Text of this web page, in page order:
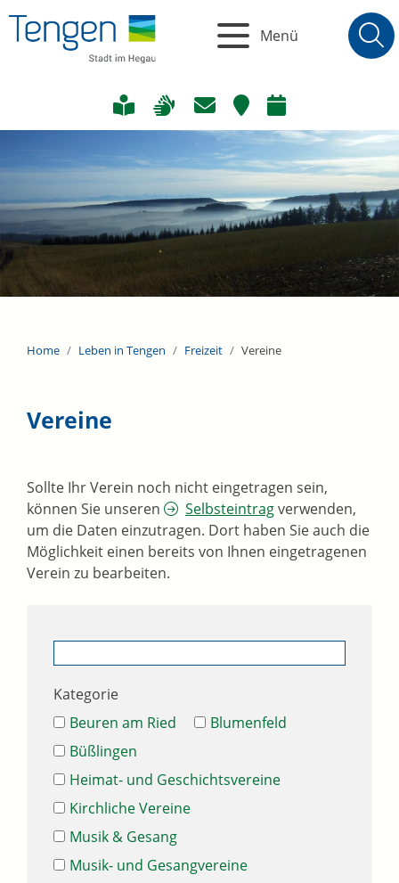
Menü
Home Leben in Tengen Freizeit Vereine
Vereine
Sollte Ihr Verein noch nicht eingetragen sein,
können Sie unseren
Selbsteintragverwenden,
um die Daten einzutragen. Dort haben Sie auch die
Möglichkeit einen bereits von Ihnen eingetragenen
Verein zu bearbeiten.
Kategorie
Beuren am Ried
Blumenfeld
Büßlingen
Heimat- und Geschichtsvereine
Kirchliche Vereine
Musik & Gesang
Musik- und Gesangvereine